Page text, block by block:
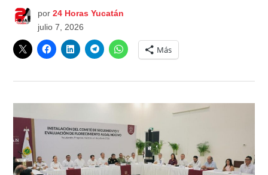
por 24 Horas Yucatán
julio 7, 2026
Más